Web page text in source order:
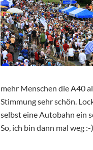
mehr Menschen die A40
Stimmung sehr schön.
selbst eine Autobahn ein
So, ich bin dann mal weg :-).